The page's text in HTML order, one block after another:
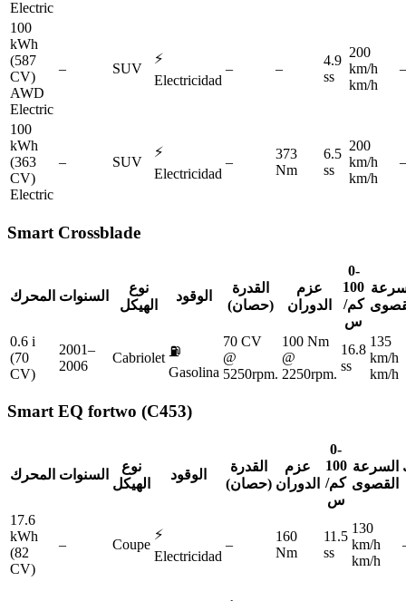
Electric
100
kWh
(587
CV)
AWD
Electric
– SUV
⚡
Electricidad
– –
4.9
ss
200
km/h
km/h
–
100
kWh
(363
CV)
Electric
– SUV
⚡
Electricidad
–
373
Nm
6.5
ss
200
km/h
km/h
–
Smart Crossblade
المحرك السنوات
نوع
الهيكل
الوقود
القدرة
(حصان)
عزم
الدوران
0-
100
كم/
س
0.6 i
(70
CV)
2001–
2006
Cabriolet ⛽
Gasolina
70 CV
@
5250rpm.
100 Nm
@
2250rpm.
16.8
ss
135
km/h
km/h
Smart EQ fortwo (C453)
المحرك السنوات
نوع
الهيكل
الوقود
القدرة
(حصان)
عزم
الدوران
0-
100
كم/
س
السرعة
القصوى
17.6
kWh
(82
CV)
– Coupe
⚡
Electricidad
–
160
Nm
11.5
ss
130
km/h
km/h